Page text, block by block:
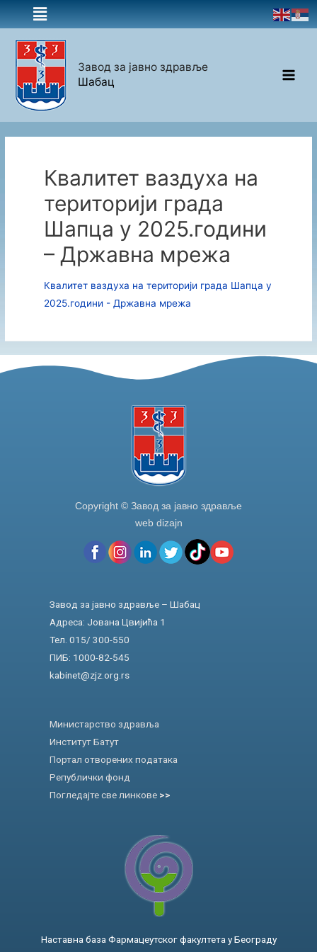
Завод за јавно здравље
Шабац
Квалитет ваздуха на
територији града
Шапца у 2025.години
– Државна мрежа
Квалитет ваздуха на територији града Шапца у
2025.години - Државна мрежа
Copyright © Завод за јавно здравље
web dizajn
Завод за јавно здравље – Шабац
Адреса: Јована Цвијића 1
Тел. 015/ 300-550
ПИБ: 1000-82-545
kabinet@zjz.org.rs
Министарство здравља
Институт Батут
Портал отворених података
Републички фонд
Погледајте све линкове >>
Наставна база Фармацеутског факултета у Београду